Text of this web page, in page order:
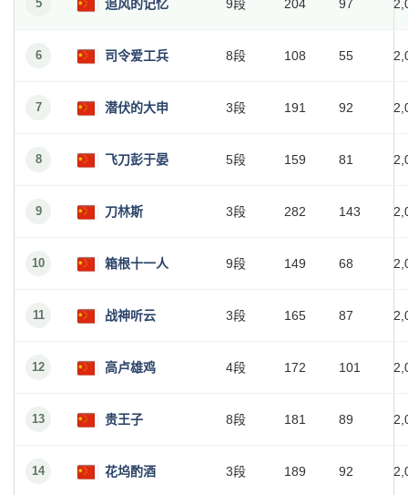
5 追风的记忆 9段 204 97
6 司令爱工兵 8段 108 55
7 潜伏的大申 3段 191 92
8 飞刀彭于晏 5段 159 81
9 刀林斯 3段 282 143
10 箱根十一人 9段 149 68
11 战神听云 3段 165 87
12 高卢雄鸡 4段 172 101
13 贵王子 8段 181 89
14 花坞酌酒 3段 189 92